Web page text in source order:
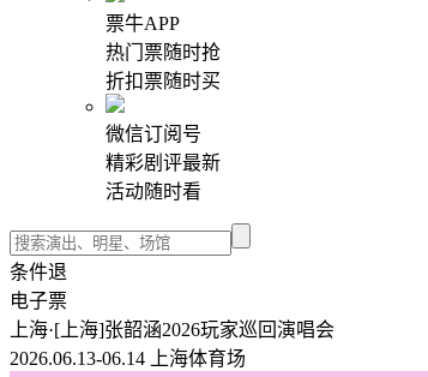
票牛APP
热门票随时抢
折扣票随时买
微信订阅号
精彩剧评最新
活动随时看
条件退
电子票
上海·[上海]张韶涵2026玩家巡回演唱会
2026.06.13-06.14 上海体育场